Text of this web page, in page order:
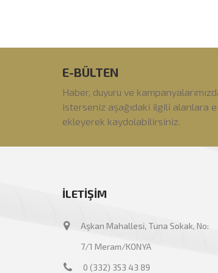
E-BÜLTEN
Haber, duyuru ve
isterseniz aşağıdaki ilgili alanlara
ekleyerek kaydolabilirsiniz.
İLETİŞİM
Aşkan Mahallesi, Tuna Sokak, No:
7/1 Meram/KONYA
0 (332) 353 43 89